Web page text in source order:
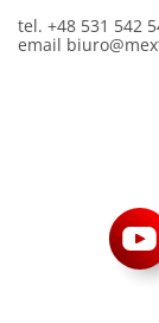
tel. +48 531 542
email